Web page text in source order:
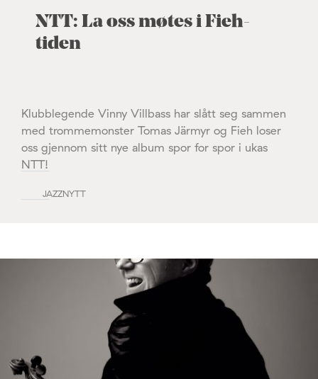
NTT: La oss møtes i Fieh-
tiden
Klubblegende Vinny Villbass har slått seg sammen
med trommemonster Tomas Järmyr og Fieh loser
oss gjennom sitt nye album spor for spor i ukas
NTT!
JAZZNYTT